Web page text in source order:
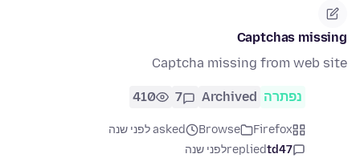
Captchas missing
Captcha missing from web site
נפתרה Archived
7
410
Firefox
Browse
asked לפני שנה
td47
repliedלפני שנה